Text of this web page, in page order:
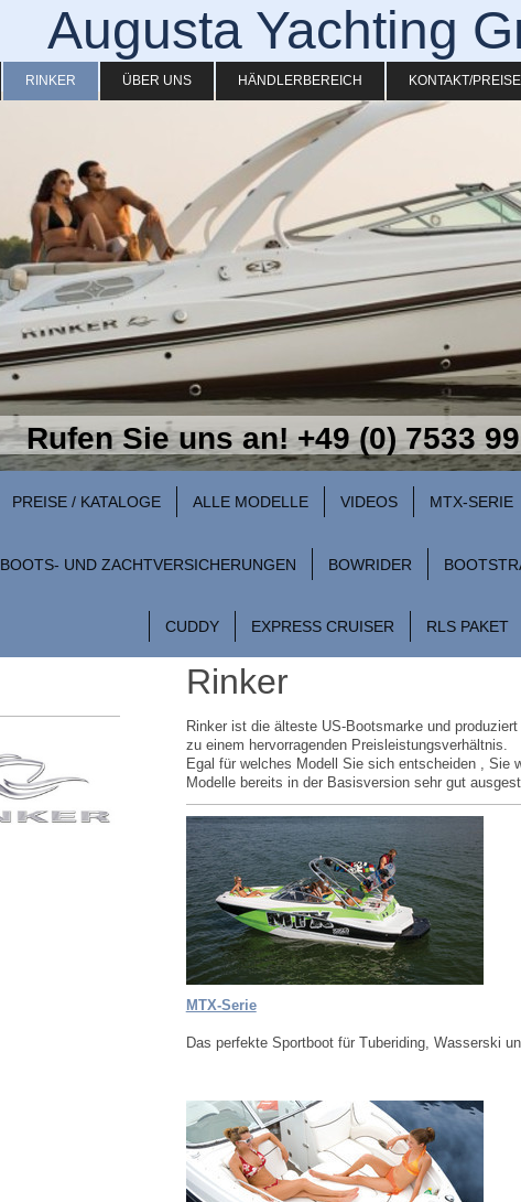
Augusta Yachting
RINKER ÜBER UNS HÄNDLERBEREICH KONTAKT/PREISE
Rufen Sie uns an! +49 (0) 7533
PREISE / KATALOGE ALLE MODELLE VIDEOS MTX-SERIE
BOOTS- UND ZACHTVERSICHERUNGEN BOWRIDER
CUDDY EXPRESS CRUISER RLS PAKET
Rinker
Rinker ist die älteste US-Bootsmarke und
zu einem hervorragenden Preisleistungsverhältnis.
Egal für welches Modell Sie sich entscheiden , Sie
Modelle bereits in der Basisversion sehr gut
MTX-Serie
Das perfekte Sportboot für Tuberiding, Wasserski